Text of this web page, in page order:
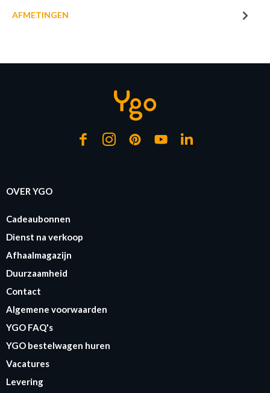
AFMETINGEN
OVER YGO
Cadeaubonnen
Dienst na verkoop
Afhaalmagazijn
Duurzaamheid
Contact
Algemene voorwaarden
YGO FAQ's
YGO bestelwagen huren
Vacatures
Levering